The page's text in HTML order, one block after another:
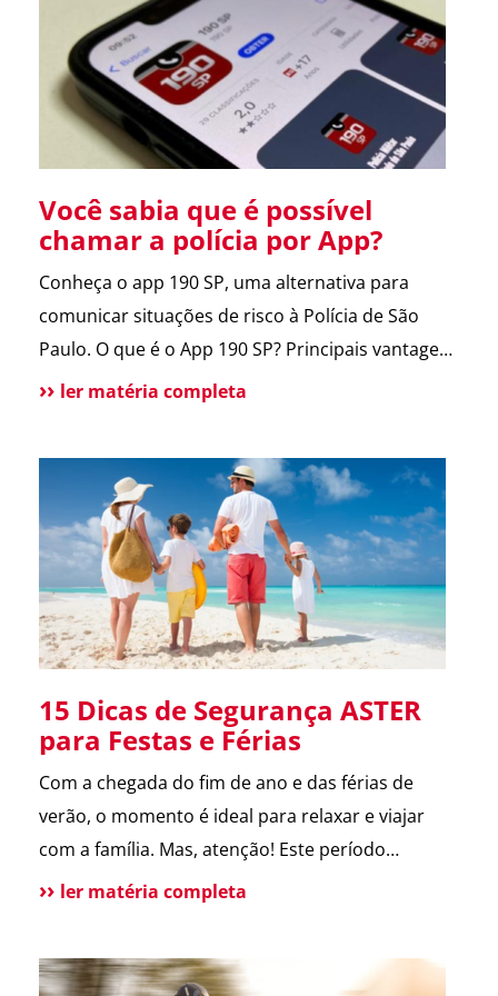
entregador e morador. Um armário inteligente,
seguro e disponível […]
Você sabia que é possível
chamar a polícia por App?
Conheça o app 190 SP, uma alternativa para
comunicar situações de risco à Polícia de São
Paulo. O que é o App 190 SP? Principais vantagens
e benefícios para a população Situações de uso
tradicional ainda disponível Conclusão O app 190
melhora a comunicação […]
ler matéria completa
15 Dicas de Segurança ASTER
para Festas e Férias
Com a chegada do fim de ano e das férias de
verão, o momento é ideal para relaxar e viajar
com a família. Mas, atenção! Este período
também é marcado por um aumento de
segurança que destacamos ao longo de 2024.
ler matéria completa